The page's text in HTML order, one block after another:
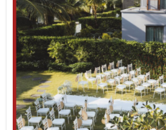
Ngoài không gian bãi biển xinh
còn có không gian phòng tiệc
dâu chú rể yêu thích phong cách
Phòng khánh tiết
lên tới 650 khách và
thành 2 phòng nhỏ hơn.
INK 360 nằm trên